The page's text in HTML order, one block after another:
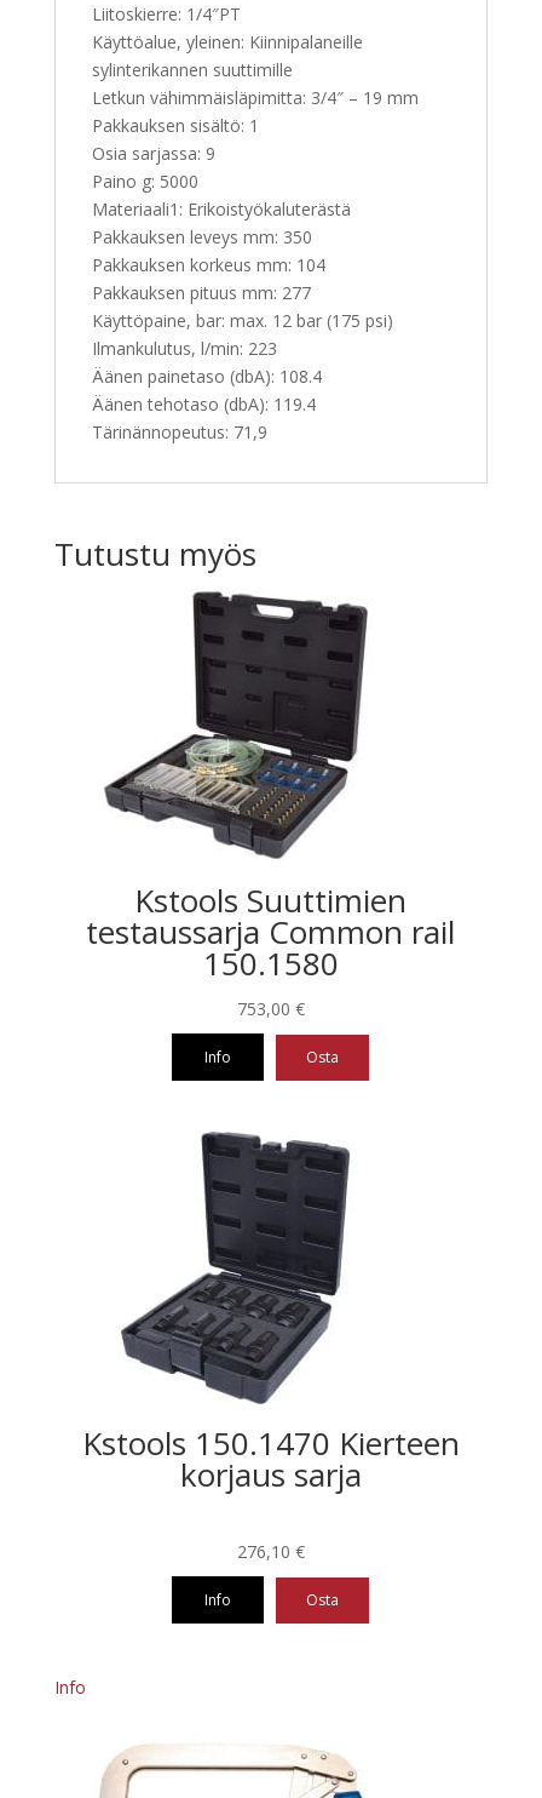
Liitoskierre: 1/4″PT
Käyttöalue, yleinen: Kiinnipalaneille
sylinterikannen suuttimille
Letkun vähimmäisläpimitta: 3/4″ – 19 mm
Pakkauksen sisältö: 1
Osia sarjassa: 9
Paino g: 5000
Materiaali1: Erikoistyökaluterästä
Pakkauksen leveys mm: 350
Pakkauksen korkeus mm: 104
Pakkauksen pituus mm: 277
Käyttöpaine, bar: max. 12 bar (175 psi)
Ilmankulutus, l/min: 223
Äänen painetaso (dbA): 108.4
Äänen tehotaso (dbA): 119.4
Tärinännopeutus: 71,9
Tutustu myös
Kstools Suuttimien
testaussarja Common rail
150.1580
753,00 €
Info Osta
Kstools 150.1470 Kierteen
korjaus sarja
276,10 €
Info Osta
Info